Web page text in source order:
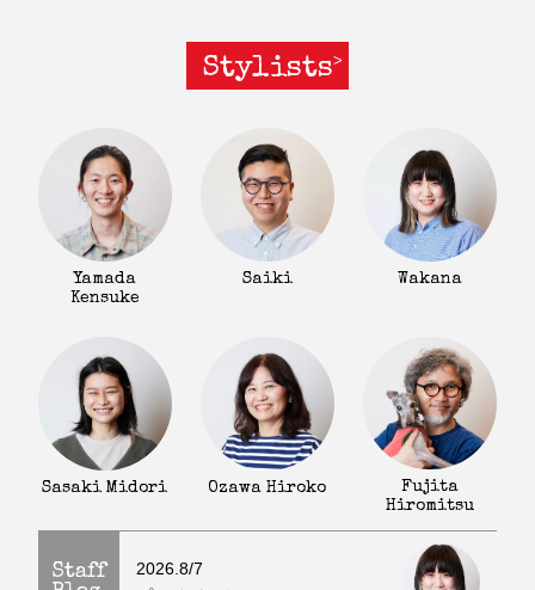
Stylists
Yamada
Kensuke
Saiki Wakana
Sasaki Midori Ozawa Hiroko
Fujita
Hiromitsu
Staff
2026.8/7